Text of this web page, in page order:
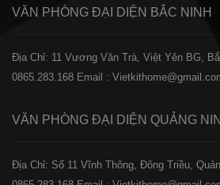
VĂN PHÒNG ĐẠI DIỆN BẮC NINH
Địa Chỉ: 11 Vương Văn Trà, Việt Yên BG,
0865.283.168 Email :
VĂN PHÒNG ĐẠI DIỆN QUẢNG
Địa Chỉ: Số 11 Vĩnh Thông, Đông Triều,